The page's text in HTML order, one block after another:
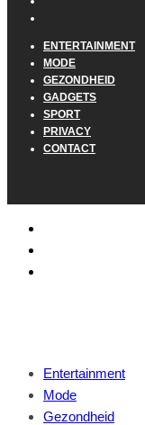
ENTERTAINMENT
MODE
GEZONDHEID
GADGETS
SPORT
PRIVACY
CONTACT
Entertainment
Mode
Gezondheid